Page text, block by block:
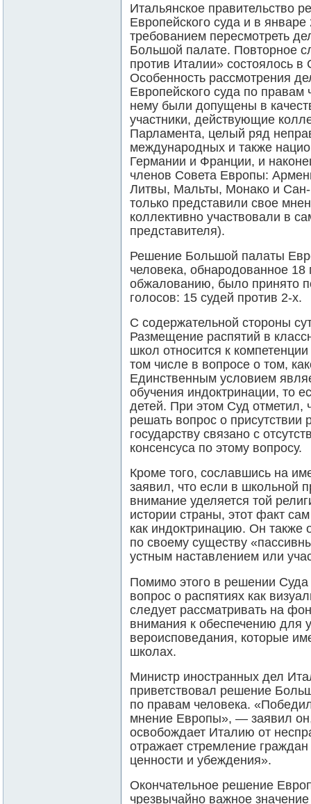
Итальянское правительство
Европейского суда и в
требованием пересмотреть
Большой палате. Повторное
против Италии» состоялось
Особенность рассмотрения
Европейского суда по правам
нему были допущены в
участники, действующие
Парламента, целый ряд
международных и также
Германии и Франции, и
членов Совета Европы:
Литвы, Мальты, Монако и Сан-
только представили свое
коллективно участвовали в
представителя).
Решение Большой палаты
человека, обнародованное
обжалованию, было принято
голосов: 15 судей против 2-х.
С содержательной стороны
Размещение распятий в
школ относится к
том числе в вопросе о том,
Единственным условием
обучения индоктринации, то
детей. При этом Суд отметил,
решать вопрос о присутствии
государству связано с
консенсуса по этому вопросу.
Кроме того, сославшись на
заявил, что если в школьной
внимание уделяется той
истории страны, этот факт
как индоктринацию. Он также
по своему существу
устным наставлением или
Помимо этого в решении Суда
вопрос о распятиях как
следует рассматривать на
внимания к обеспечению для
вероисповедания, которые
школах.
Министр иностранных дел
приветствовал решение
по правам человека.
мнение Европы», ― заявил
освобождает Италию от
отражает стремление
ценности и убеждения».
Окончательное решение
чрезвычайно важное